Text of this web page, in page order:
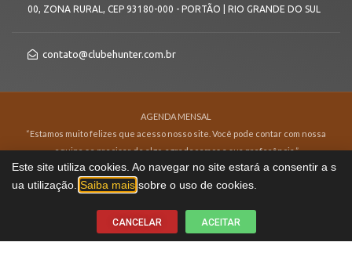
00, ZONA RURAL, CEP 93180-000 - PORTÃO | RIO GRANDE DO SUL
contato@clubehunter.com.br
AGENDA MENSAL
“Estamos muito felizes que acesso nosso site. Você pode contar com nossa
equipe se precisar de algo, agradecemos a sua preferência.”
Todos os direitos reservados àCLUBEHUNTER.COM.BR© 2026
Este site utiliza cookies. Ao navegar no site estará a consentir a s
ua utilização. Saiba mais sobre o uso de cookies.
CANCELAR ACEITAR